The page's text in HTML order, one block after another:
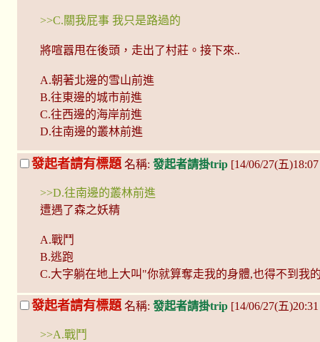
>>C.關我屁事 我只是路過的
將喧囂甩在後頭，走出了村莊。接下來..
A.朝著北邊的雪山前進
B.往東邊的城市前進
C.往西邊的海岸前進
D.往南邊的叢林前進
發起者請有標題 名稱: 發起者請掛trip [14/06/27(五
>>D.往南邊的叢林前進
遭遇了森之妖精
A.戰鬥
B.逃跑
C.大字躺在地上大叫"你就算奪走我的身體,也得不到我
發起者請有標題名稱: 發起者請掛trip [14/06/27(五
>>A.戰鬥